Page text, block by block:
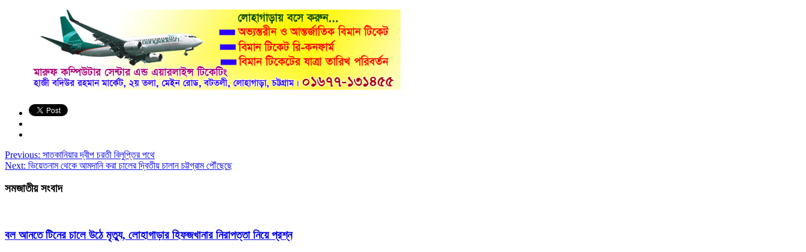
Previous: সাতকানিয়ার দ্বীপ চরতী বিলুপ্তির পথে
Next: ভিয়েতনাম থেকে আমদানি করা চালের দ্বিতীয় চালান চট্টগ্রাম পৌঁছেছে
সমজাতীয় সংবাদ
বল আনতে টিনের চালে উঠে মৃত্যু, লোহাগাড়ার হিফজখানার নিরাপত্তা নিয়ে প্রশ্ন